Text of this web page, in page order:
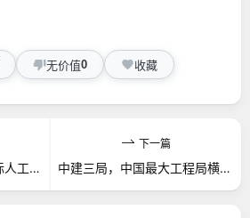
无价值0 收藏
定额人工单价远小于实际人工单价，定额计价就等于亏本？
下一篇
中建三局，中国最大工程局横空出世